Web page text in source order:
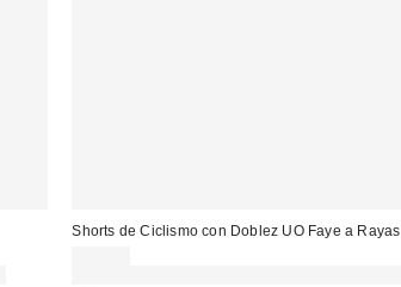
Shorts de Ciclismo con Doblez UO Faye a Rayas